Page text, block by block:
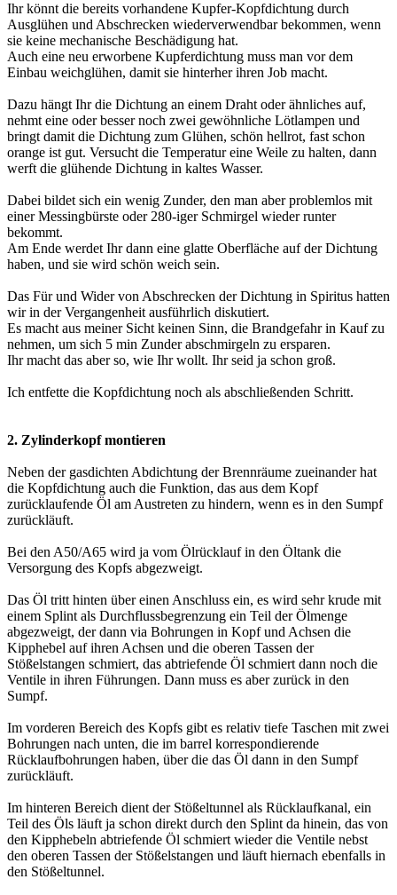
Ihr könnt die bereits vorhandene Kupfer-Kopfdichtung durch
Ausglühen und Abschrecken wiederverwendbar bekommen, wenn
sie keine mechanische Beschädigung hat.
Auch eine neu erworbene Kupferdichtung muss man vor dem
Einbau weichglühen, damit sie hinterher ihren Job macht.
Dazu hängt Ihr die Dichtung an einem Draht oder ähnliches auf,
nehmt eine oder besser noch zwei gewöhnliche Lötlampen und
bringt damit die Dichtung zum Glühen, schön hellrot, fast schon
orange ist gut. Versucht die Temperatur eine Weile zu halten, dann
werft die glühende Dichtung in kaltes Wasser.
Dabei bildet sich ein wenig Zunder, den man aber problemlos mit
einer Messingbürste oder 280-iger Schmirgel wieder runter
bekommt.
Am Ende werdet Ihr dann eine glatte Oberfläche auf der Dichtung
haben, und sie wird schön weich sein.
Das Für und Wider von Abschrecken der Dichtung in Spiritus hatten
wir in der Vergangenheit ausführlich diskutiert.
Es macht aus meiner Sicht keinen Sinn, die Brandgefahr in Kauf zu
nehmen, um sich 5 min Zunder abschmirgeln zu ersparen.
Ihr macht das aber so, wie Ihr wollt. Ihr seid ja schon groß.
Ich entfette die Kopfdichtung noch als abschließenden Schritt.
2. Zylinderkopf montieren
Neben der gasdichten Abdichtung der Brennräume zueinander hat
die Kopfdichtung auch die Funktion, das aus dem Kopf
zurücklaufende Öl am Austreten zu hindern, wenn es in den Sumpf
zurückläuft.
Bei den A50/A65 wird ja vom Ölrücklauf in den Öltank die
Versorgung des Kopfs abgezweigt.
Das Öl tritt hinten über einen Anschluss ein, es wird sehr krude mit
einem Splint als Durchflussbegrenzung ein Teil der Ölmenge
abgezweigt, der dann via Bohrungen in Kopf und Achsen die
Kipphebel auf ihren Achsen und die oberen Tassen der
Stößelstangen schmiert, das abtriefende Öl schmiert dann noch die
Ventile in ihren Führungen. Dann muss es aber zurück in den
Sumpf.
Im vorderen Bereich des Kopfs gibt es relativ tiefe Taschen mit zwei
Bohrungen nach unten, die im barrel korrespondierende
Rücklaufbohrungen haben, über die das Öl dann in den Sumpf
zurückläuft.
Im hinteren Bereich dient der Stößeltunnel als Rücklaufkanal, ein
Teil des Öls läuft ja schon direkt durch den Splint da hinein, das von
den Kipphebeln abtriefende Öl schmiert wieder die Ventile nebst
den oberen Tassen der Stößelstangen und läuft hiernach ebenfalls in
den Stößeltunnel.